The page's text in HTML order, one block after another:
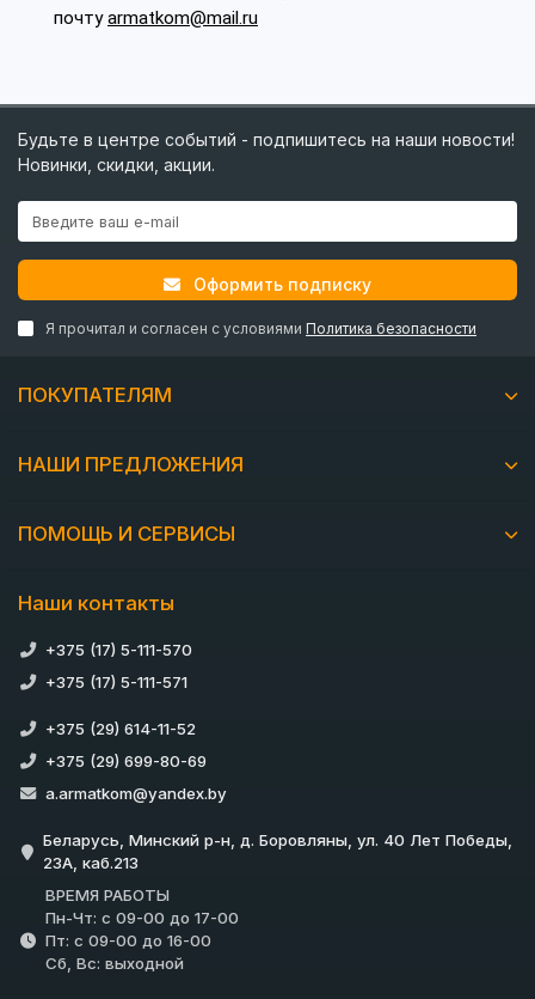
почтуarmatkom@mail.ru
Будьте в центре событий - подпишитесь на наши новости!
Новинки, скидки, акции.
Оформить подписку
Я прочитал и согласен с условиями Политика безопасности
ПОКУПАТЕЛЯМ
НАШИ ПРЕДЛОЖЕНИЯ
ПОМОЩЬ И СЕРВИСЫ
Наши контакты
+375 (17) 5-111-570
+375 (17) 5-111-571
+375 (29) 614-11-52
+375 (29) 699-80-69
a.armatkom@yandex.by
Беларусь, Минский р-н, д. Боровляны, ул. 40 Лет Победы,
23А, каб.213
ВРЕМЯ РАБОТЫ
Пн-Чт: с 09-00 до 17-00
Пт: с 09-00 до 16-00
Сб, Вс: выходной